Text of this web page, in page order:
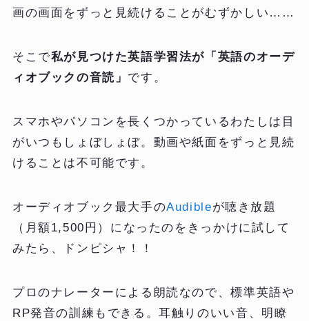
画の画面をずっと見続けることがむずかしい……
そこで私が見つけた英語学習法が「英語のオーデ
ィオブックの音読」 です。
スマホやパソコンを長くつかっているわたしは目
がいつもしょぼしょぼ。動画や紙面をずっと見続
けることは不可能です。
オーディオブック最大手のAudibleが聴き放題
（月額1,500円）になったのをきっかけに試して
みたら、ドンピシャ！！
プロのナレーターによる朗読なので、標準英語や
RP発音の訓練もできる。耳触りのいい音、明瞭